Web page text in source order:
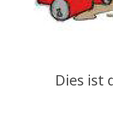
Dies ist